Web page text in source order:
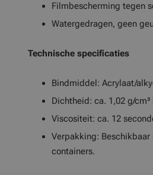
Filmbescherming tegen
Watergedragen, geen
Technische specificaties
Bindmiddel: Acrylaat/
Dichtheid: ca. 1,02 g/cm³
Viscositeit: ca. 12
Verpakking: Beschikbaar
containers.